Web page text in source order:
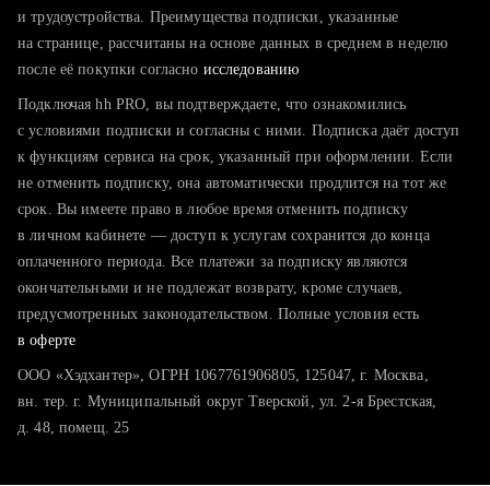
тратите много времени на поиск и вручную поднимаете
хотите сравнить себя с конкурентами и оценить шансы
и трудоустройства. Преимущества подписки, указанные
на странице, рассчитаны на основе данных в среднем в неделю
после её покупки согласно исследованию
Подключая hh PRO, вы подтверждаете, что ознакомились
с условиями подписки и согласны с ними. Подписка даёт доступ
к функциям сервиса на срок, указанный при оформлении. Если
не отменить подписку, она автоматически продлится на тот же
срок. Вы имеете право в любое время отменить подписку
в личном кабинете — доступ к услугам сохранится до конца
оплаченного периода. Все платежи за подписку являются
окончательными и не подлежат возврату, кроме случаев,
предусмотренных законодательством. Полные условия есть
в оферте
ООО «Хэдхантер», ОГРН 1067761906805, 125047, г. Москва,
вн. тер. г. Муниципальный округ Тверской, ул. 2-я Брестская,
д. 48, помещ. 25